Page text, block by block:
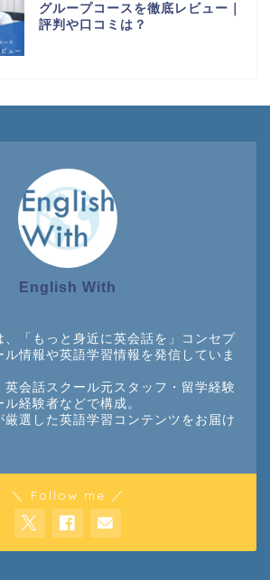
グループコースを徹底レビュー｜
評判や口コミは？
English With
「もっと身近に英会話を」コンセプ
ル情報や英語学習情報を発信していま
英会話スクール元スタッフ・留学経験
経験者などで構成。
厳選した英語学習コンテンツをお届け
＼ Follow me ／